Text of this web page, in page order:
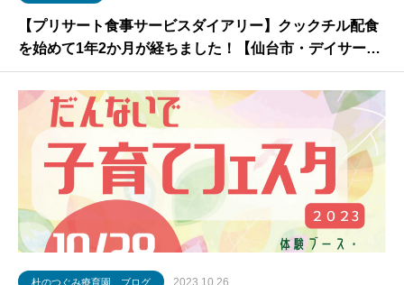
【プリサート食事サービスダイアリー】クックチル配食
を始めて1年2か月が経ちました！【仙台市・デイサービ
ス・高齢者施設】
杜のつぐみ療育園 ブログ 2023.10.26